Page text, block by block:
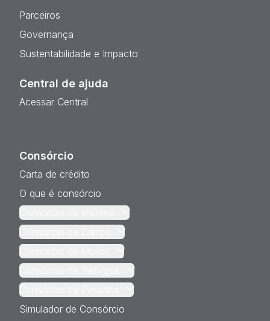
Parceiros
Governança
Sustentabilidade e Impacto
Central de ajuda
Acessar Central
Consórcio
Carta de crédito
O que é consórcio
Consórcio de Imóveis
Consórcio de Carros
Consórcio de Motos
Consórcio de Serviços
Consórcio de Pesados
Simulador de Consórcio